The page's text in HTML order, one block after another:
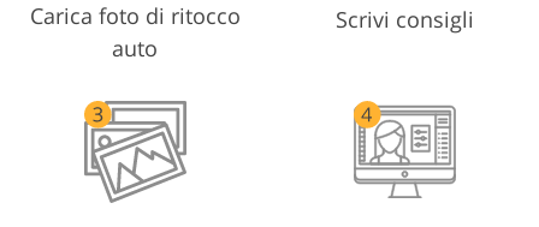
Carica foto di ritocco
auto
Scrivi consigli